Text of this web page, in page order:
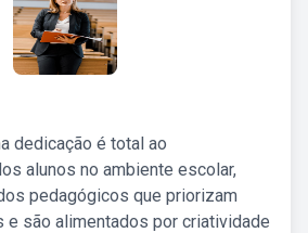
dedicação é total ao
alunos no ambiente escolar,
pedagógicos que priorizam
e são alimentados por criatividade